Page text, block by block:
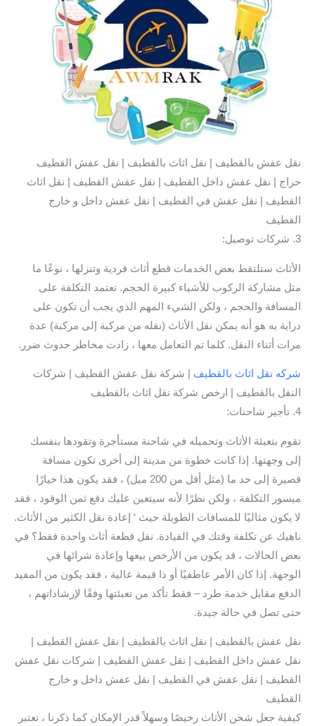
نقل عفش بالقطيف | نقل اثاث بالقطيف | نقل عفش القطيف
حراج | نقل عفش داخل القطيف | نقل عفش القطيف | نقل اثاث
القطيف | نقل عفش في القطيف | نقل عفش داخل و خارج
القطيف
3. شركات توصيل:
الأثاث ستلتقط بعض الخدمات قطع أثاث فردية وتنزلها ، نوعًا ما
مثل مشاركة الركوب للأشياء كبيرة الحجم. تعتمد التكلفة على
المسافة والحجم ، ولكن الشيء المهم الذي يجب أن تكون على
دراية به هو أنه يمكن نقل الأثاث (نقله من مركبة إلى مركبة) عدة
مرات أثناء النقل. كلما تم التعامل معها ، زادت مخاطر حدوث ضرر.
شركه نقل اثاث بالقطيف | شركة نقل عفش القطيف | شركات
النقل بالقطيف | ارخص شركة نقل اثاث بالقطيف
4. تأجير شاحنات:
تقوم بتعبئة الأثاث وتحميله في شاحنة مستأجرة وتقودها بنفسك
إلى وجهتها. إذا كانت خطوة من مدينة إلى أخرى تكون مسافة
قصيرة إلى حد ما (مثل أقل من 200 ميل) ، فقد يكون هذا خيارًا
ميسور التكلفة ، ولكن نظرًا لأنه سيتعين عليك دفع ثمن الوقود ، فقد
لا يكون مثاليًا للمسافات الطويلة حيث ‘ إعادة نقل الكثير من الأثاث.
ناهيك عن تكلفة وقتك في القيادة. نقل قطعة أثاث واحدة فقط؟ في
بعض الحالات ، قد يكون من الأرخص بيعها وإعادة شرائها في
الوجهة. إذا كان الأمر عاطفيًا أو ذا قيمة عالية ، فقد يكون من المفيد
الدفع مقابل خدمة طرد – فقط تأكد من تعبئتها وفقًا لإرشاداتهم ،
حتى تصل في حالة جيدة.
نقل عفش بالقطيف | نقل اثاث بالقطيف | نقل عفش القطيف |
نقل عفش داخل القطيف | نقل عفش القطيف | شركات نقل عفش
القطيف | نقل عفش في القطيف | نقل عفش داخل و خارج
القطيف
كيفية جعل شحن الأثاث رخيصًا وسهلاً قدر الإمكان كما ذكرنا ، تعتبر